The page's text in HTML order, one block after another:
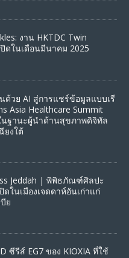
งาน HKTDC Twin
ดในเดือนมีนาคม 2025
ด้วย AI สู่การแชร์ข้อมูลแบบเรี
Asia Healthcare Summit
นฐานะผู้นำด้านสุขภาพดิจิทัล
ยงใต้
Jeddah | พิพิธภัณฑ์ศิลปะ
ในเมืองเจดดาห์อันเก่าแก่
ย
ซีรีส์ EG7 ของ KIOXIA ที่ใช้